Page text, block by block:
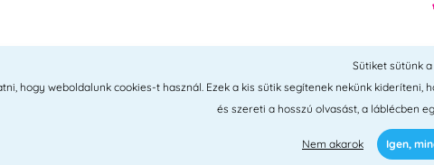
2010 - 2026 © PNM International Kft. •
Sütiket sütünk
hogy weboldalunk cookies-t használ. Ezek a kis sütik segítenek nekünk
és szereti a hosszú olvasást, a láblécben
Nem akarok Igen,